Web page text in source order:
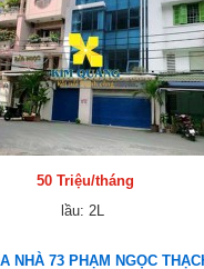
50 Triệu/tháng
lầu: 2L
NHÀ 73 PHẠM NGỌC